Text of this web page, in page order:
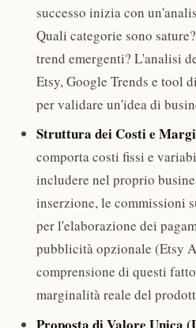
successo inizia con
Quali categorie sono
trend emergenti? L'analisi
Etsy, Google Trends e tool
per validare un'idea di
Struttura dei Costi e
comporta costi fissi e
includere nel proprio
inserzione, le commissioni
per l'elaborazione dei
pubblicità opzionale (Etsy
comprensione di questi
marginalità reale del